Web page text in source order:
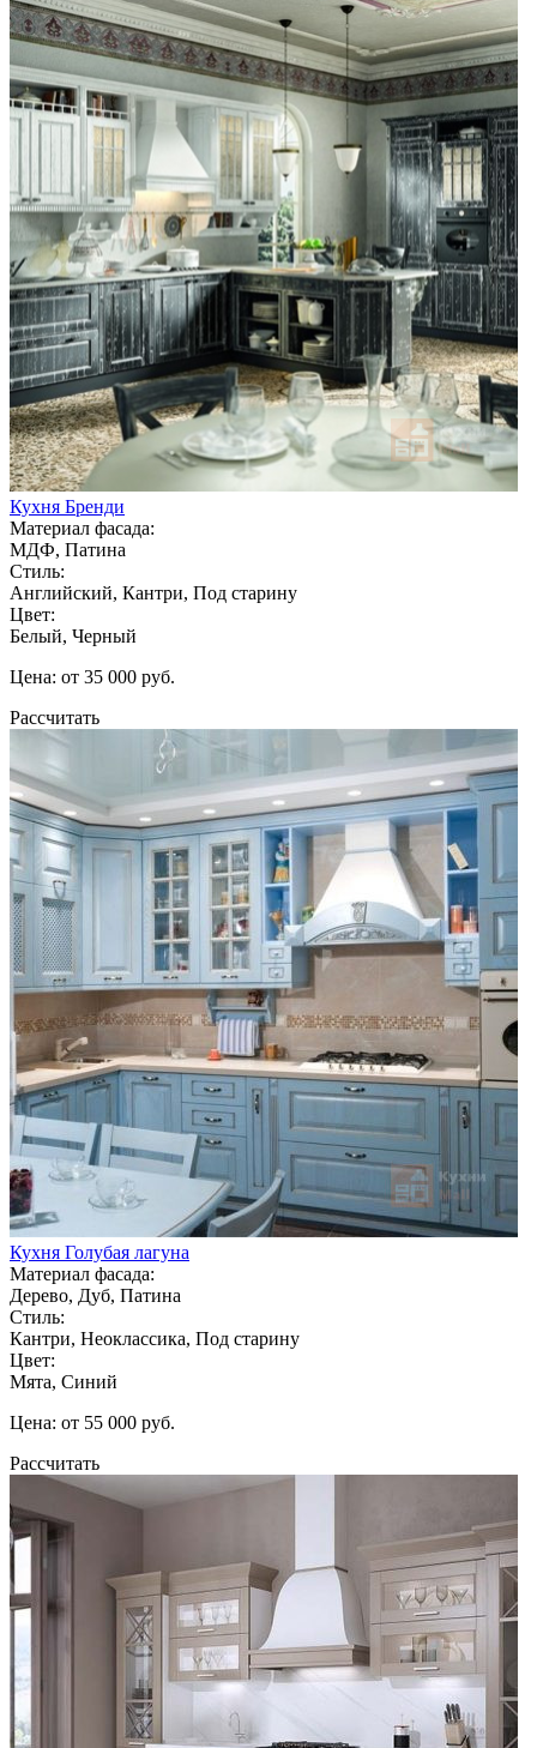
Кухня Бренди
Материал фасада:
МДФ, Патина
Стиль:
Английский, Кантри, Под старину
Цвет:
Белый, Черный
Цена: от 35 000 руб.
Рассчитать
Кухня Голубая лагуна
Материал фасада:
Дерево, Дуб, Патина
Стиль:
Кантри, Неоклассика, Под старину
Цвет:
Мята, Синий
Цена: от 55 000 руб.
Рассчитать